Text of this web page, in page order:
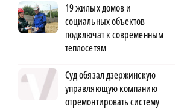
19 жилых домов и
социальных объектов
подключат к современным
теплосетям
Суд обязал дзержинскую
управляющую компанию
отремонтировать систему